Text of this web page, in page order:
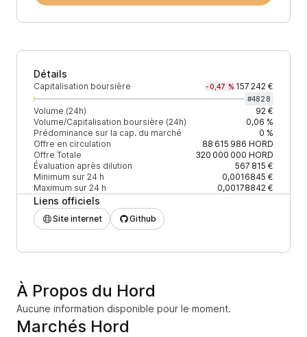
Détails
Capitalisation boursière -0,47 % 157 242 €
#4828
Volume (24h)
92 €
Volume/Capitalisation boursière (24h)
0,06 %
Prédominance sur la cap. du marché
0 %
Offre en circulation
88 615 986 HORD
Offre Totale
320 000 000 HORD
Évaluation après dilution
567 815 €
Minimum sur 24 h
0,0016845 €
Maximum sur 24 h
0,00178842 €
Liens officiels
Site internet Github
À Propos du Hord
Aucune information disponible pour le moment.
Marchés Hord